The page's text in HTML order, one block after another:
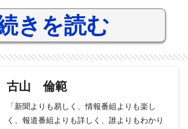
きを読む
古山 倫範
「新聞よりも易しく、情報番組よりも楽し
く、報道番組よりも詳しく、誰よりもわかり